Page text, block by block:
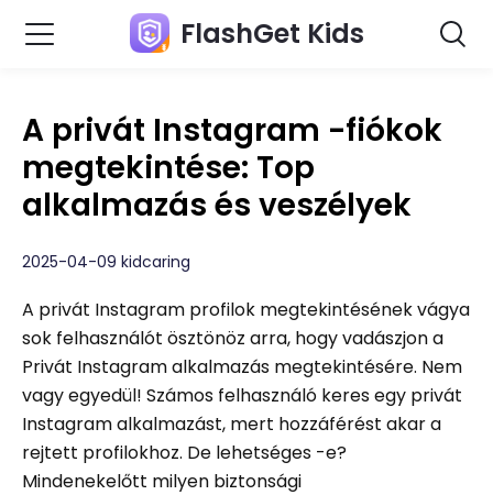
FlashGet Kids
A privát Instagram -fiókok
megtekintése: Top
alkalmazás és veszélyek
2025-04-09 kidcaring
A privát Instagram profilok megtekintésének vágya
sok felhasználót ösztönöz arra, hogy vadászjon a
Privát Instagram alkalmazás megtekintésére. Nem
vagy egyedül! Számos felhasználó keres egy privát
Instagram alkalmazást, mert hozzáférést akar a
rejtett profilokhoz. De lehetséges -e?
Mindenekelőtt milyen biztonsági